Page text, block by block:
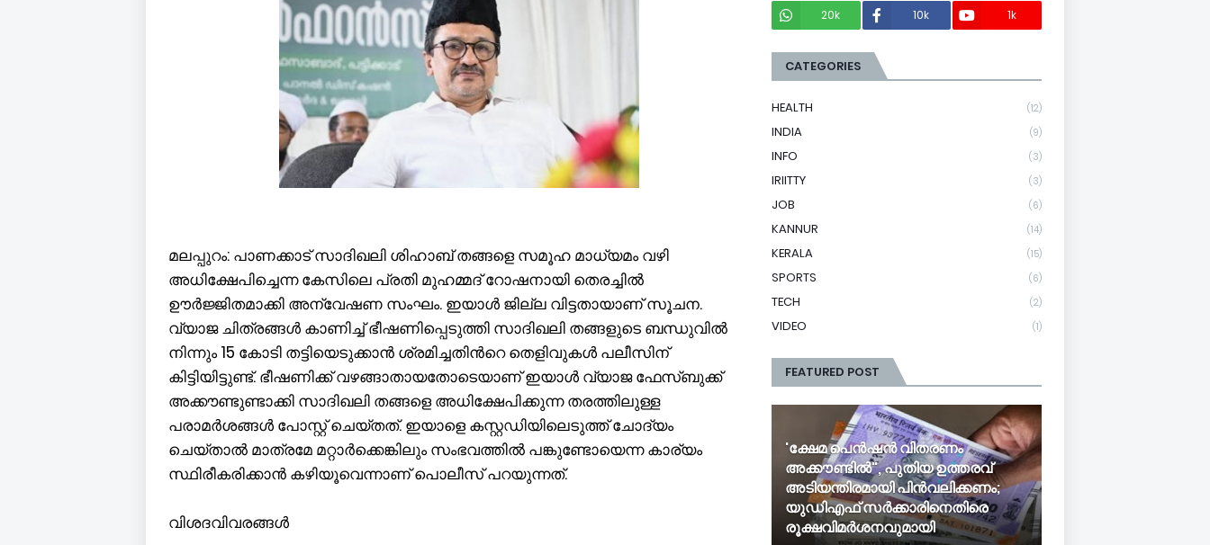
മലപ്പുറം: പാണക്കാട് സാദിഖലി ശിഹാബ് തങ്ങളെ സമൂഹ മാധ്യമം വഴി
അധിക്ഷേപിച്ചെന്ന കേസിലെ പ്രതി മുഹമ്മദ് റോഷനായി തെരച്ചില്‍
ഊര്‍ജ്ജിതമാക്കി അന്വേഷണ സംഘം. ഇയാള്‍ ജില്ല വിട്ടതായാണ് സൂചന.
വ്യാജ ചിത്രങ്ങള്‍ കാണിച്ച് ഭീഷണിപ്പെടുത്തി സാദിഖലി തങ്ങളുടെ ബന്ധുവില്‍
നിന്നും 15 കോടി തട്ടിയെടുക്കാന്‍ ശ്രമിച്ചതിന്‍റെ തെളിവുകള്‍ പലീസിന്
കിട്ടിയിട്ടുണ്ട്. ഭീഷണിക്ക് വഴങ്ങാതായതോടെയാണ് ഇയാള്‍ വ്യാജ ഫേസ്ബുക്ക്
അക്കൗണ്ടുണ്ടാക്കി സാദിഖലി തങ്ങളെ അധിക്ഷേപിക്കുന്ന തരത്തിലുള്ള
പരാമര്‍ശങ്ങള്‍ പോസ്റ്റ് ചെയ്തത്. ഇയാളെ കസ്റ്റഡിയിലെടുത്ത് ചോദ്യം
ചെയ്താല്‍ മാത്രമേ മറ്റാര്‍ക്കെങ്കിലും സംഭവത്തില്‍ പങ്കുണ്ടോയെന്ന കാര്യം
സ്ഥിരീകരിക്കാന്‍ കഴിയൂവെന്നാണ് പൊലീസ് പറയുന്നത്.
വിശദവിവരങ്ങൾ
20k
10k 1k
CATEGORIES
HEALTH (12)
INDIA (9)
INFO (3)
IRIITTY (3)
JOB (6)
KANNUR (14)
KERALA (15)
SPORTS (6)
TECH (2)
VIDEO (1)
FEATURED POST
'ക്ഷേമ പെൻഷൻ വിതരണം
അക്കൗണ്ടിൽ", പുതിയ ഉത്തരവ്
അടിയന്തിരമായി പിൻവലിക്കണം;
യുഡിഎഫ് സർക്കാരിനെതിരെ
രൂക്ഷവിമർശനവുമായി